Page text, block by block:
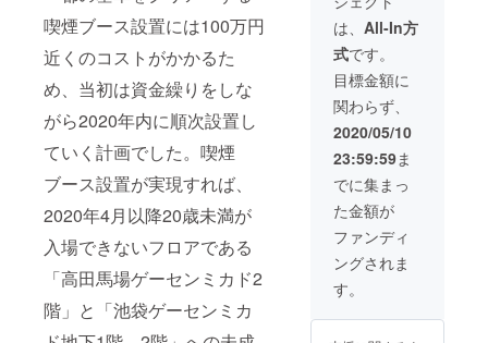
喫煙ブース設置には100万円
近くのコストがかかるた
め、当初は資金繰りをしな
がら2020年内に順次設置し
ていく計画でした。喫煙
ブース設置が実現すれば、
2020年4月以降20歳未満が
入場できないフロアである
「高田馬場ゲーセンミカド2
階」と「池袋ゲーセンミカ
は、風
営法に
反しな
い内容
である
か・政
治・宗
教や人
権に関
わる内
容でな
いか精
査
きま
田馬場
ゲーセ
ンミカ
ド”にて
開催。
★注意
事項★
・交通
費の支
給はご
ざいま
せん。
・新宿
Naked
Loftで
実施の
ドリン
クは実
宿
Naked
Loft
〒
169-
0073 東
京都新
宿区百
人町１
丁目５
−１ ※コ
ロナウ
イルス
の影響
い場合
ゲーセ
ンミカ
ドのス
ポン
サーに
なりま
せん
か？
返礼：
「ゲー
センミ
カド別
館in白
鳥プラ
ザ」
は、 All-In方
式です。
目標金額に
関わらず、
2020/05/10
23:59:59ま
でに集まっ
た金額が
ファンディ
ングされま
す。